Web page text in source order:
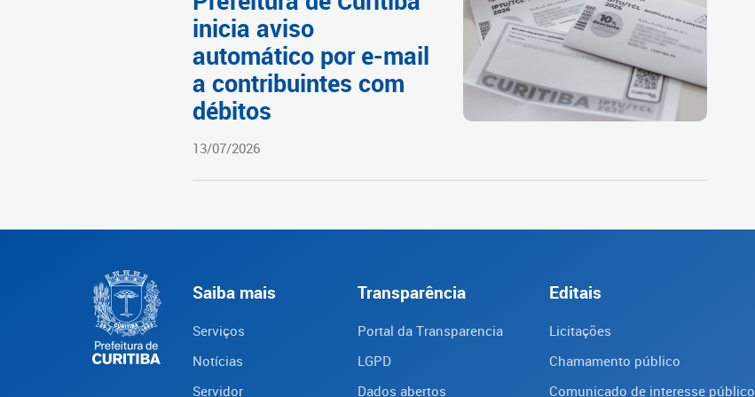
inicia aviso
automático por e-mail
a contribuintes com
débitos
13/07/2026
Saiba mais
Serviços
Notícias
Servidor
Transparência
Portal da Transparencia
LGPD
Dados abertos
Editais
Licitações
Chamamento público
Comunicado de interesse público